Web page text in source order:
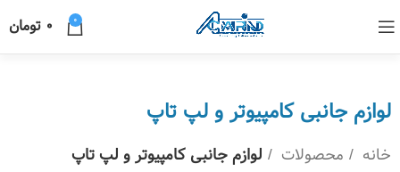
0
0 تومان
لوازم جانبی کامپیوتر و لپ تاپ
خانه محصولات لوازم جانبی کامپیوتر و لپ تاپ